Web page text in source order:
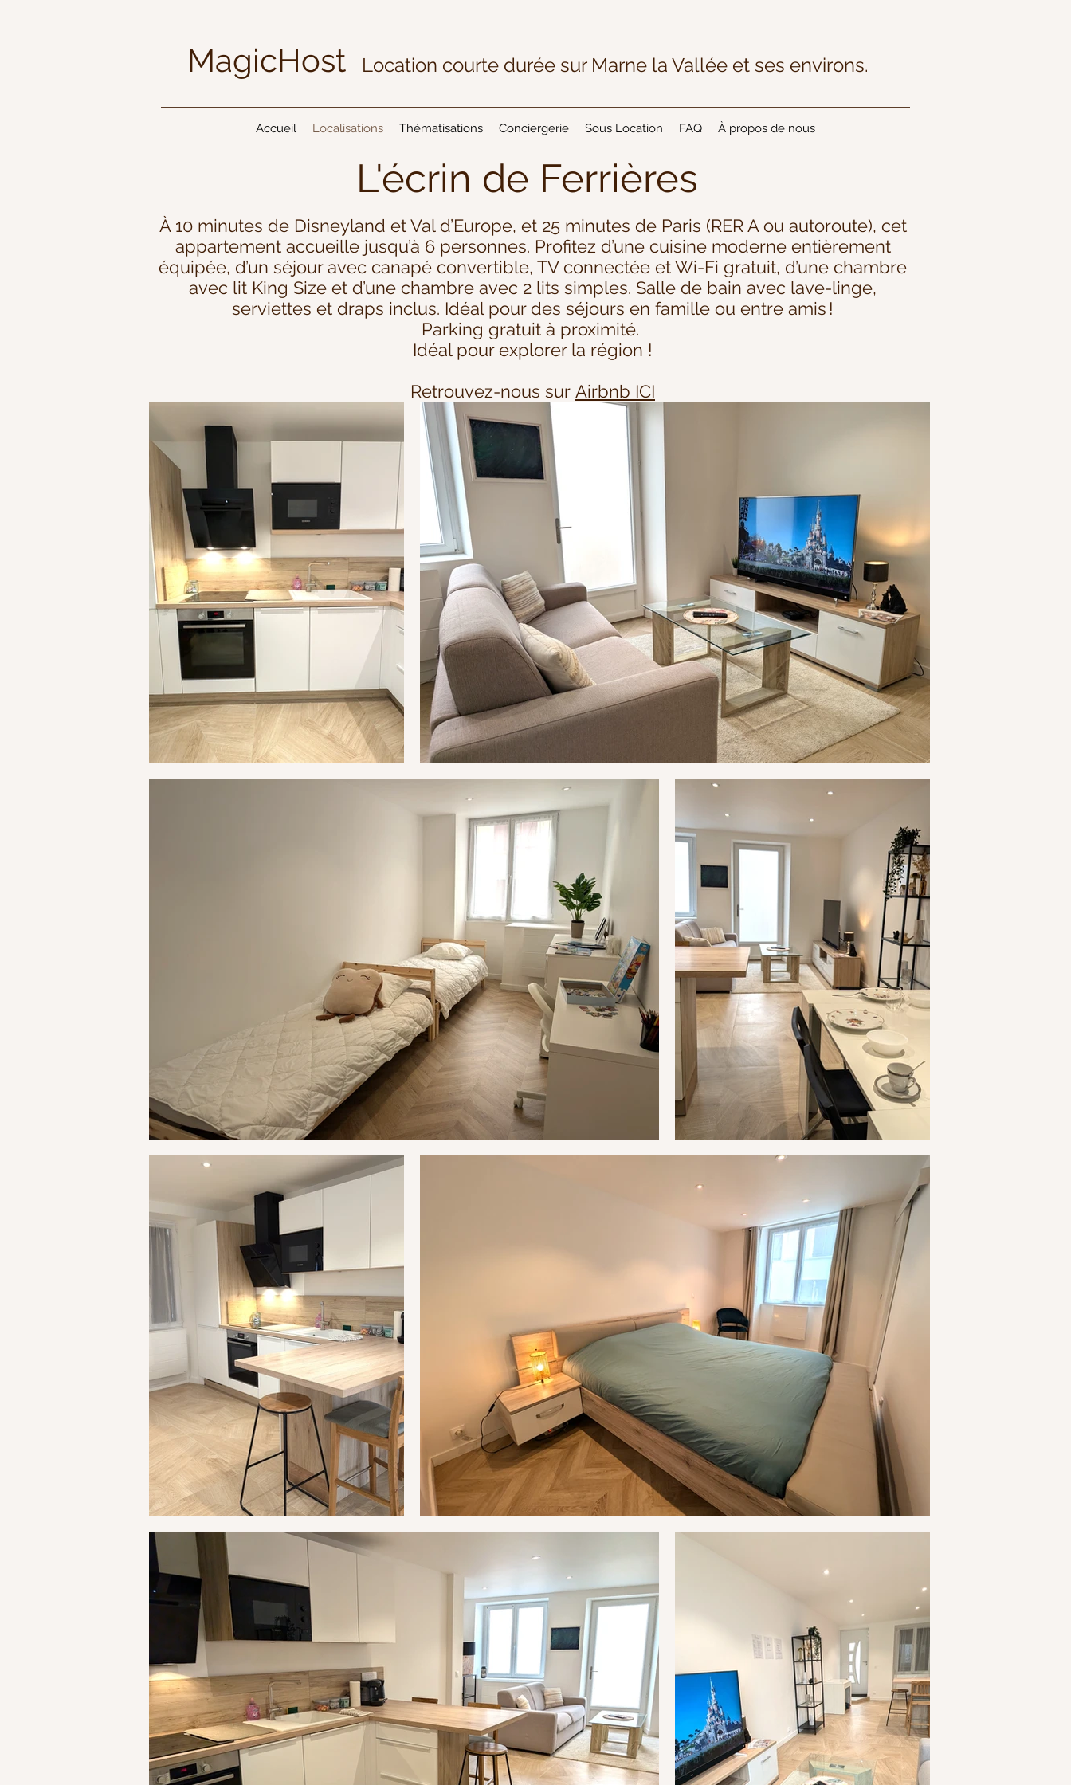
MagicHost Location courte durée sur Marne la Vallée et ses environs.
Accueil Localisations Thématisations Conciergerie Sous Location FAQ À propos de nous
L'écrin de Ferrières
À 10 minutes de Disneyland et Val d’Europe, et 25 minutes de Paris (RER A ou autoroute), cet
appartement accueille jusqu’à 6 personnes. Profitez d’une cuisine moderne entièrement
équipée, d’un séjour avec canapé convertible, TV connectée et Wi-Fi gratuit, d’une chambre
avec lit King Size et d’une chambre avec 2 lits simples. Salle de bain avec lave-linge,
serviettes et draps inclus. Idéal pour des séjours en famille ou entre amis !
Parking gratuit à proximité.
Idéal pour explorer la région !
Retrouvez-nous sur Airbnb ICI